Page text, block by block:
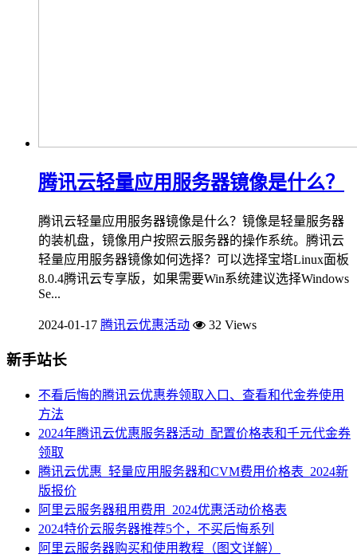
腾讯云轻量应用服务器镜像是什么？
腾讯云轻量应用服务器镜像是什么？镜像是轻量服务器
的装机盘，镜像用户按照云服务器的操作系统。腾讯云
轻量应用服务器镜像如何选择？可以选择宝塔Linux面板
8.0.4腾讯云专享版，如果需要Win系统建议选择Windows
Se...
2024-01-17 腾讯云优惠活动 32 Views
新手站长
不看后悔的腾讯云优惠券领取入口、查看和代金券使用
方法
2024年腾讯云优惠服务器活动_配置价格表和千元代金券
领取
腾讯云优惠_轻量应用服务器和CVM费用价格表_2024新
版报价
阿里云服务器租用费用_2024优惠活动价格表
2024特价云服务器推荐5个，不买后悔系列
阿里云服务器购买和使用教程（图文详解）